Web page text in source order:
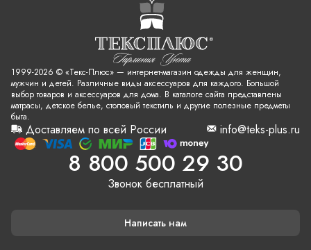
1999-2026 © «Текс-Плюс» — интернет-магазин одежды для женщин,
мужчин и детей. Различные виды аксессуаров для каждого. Большой
выбор товаров и аксессуаров для дома. В каталоге сайта представлены
матрасы, детское белье, столовый текстиль и другие полезные предметы
быта.
Доставляем по всей России info@teks-plus.ru
8 800 500 29 30
Звонок бесплатный
Написать нам